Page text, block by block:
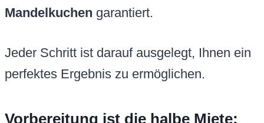
Mandelkuchen garantiert.
Jeder Schritt ist darauf ausgelegt, Ihnen ein
perfektes Ergebnis zu ermöglichen.
Vorbereitung ist die halbe Miete: